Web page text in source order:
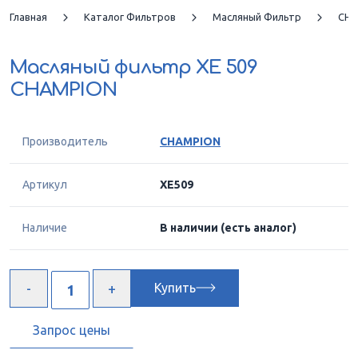
Главная Каталог Фильтров Масляный Фильтр
Масляный фильтр XE 509
CHAMPION
Производитель CHAMPION
Артикул XE509
Наличие В наличии (есть аналог)
Купить
Запрос цены